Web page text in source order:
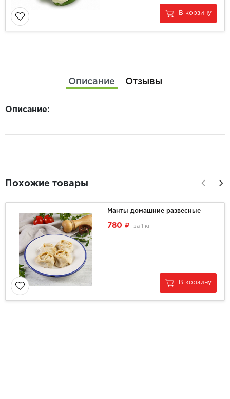
В корзину
Описание Отзывы
Описание:
Похожие товары
Манты домашние развесные
780 за 1 кг
В корзину